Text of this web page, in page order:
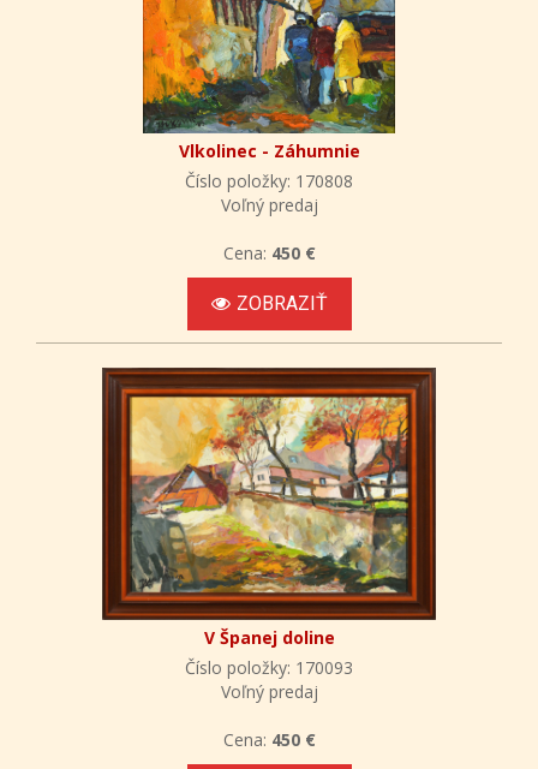
Vlkolinec - Záhumnie
Číslo položky: 170808
Voľný predaj
Cena: 450 €
ZOBRAZIŤ
V Španej doline
Číslo položky: 170093
Voľný predaj
Cena: 450 €